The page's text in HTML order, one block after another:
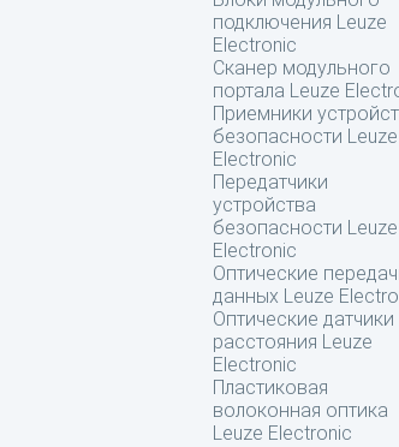
подключения Leuze
Electronic
Сканер модульного
портала Leuze
Приемники
безопасности Leuze
Electronic
Передатчики
устройства
безопасности Leuze
Electronic
Оптические
данных Leuze
Оптические датчики
расстояния Leuze
Electronic
Пластиковая
волоконная оптика
Leuze Electronic